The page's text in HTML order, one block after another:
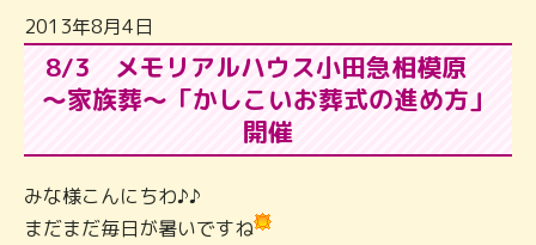
2013年8月4日
8/3 メモリアルハウス小田急相模原
～家族葬～「かしこいお葬式の進め方」
開催
みな様こんにちわ♪♪
まだまだ毎日が暑いですね